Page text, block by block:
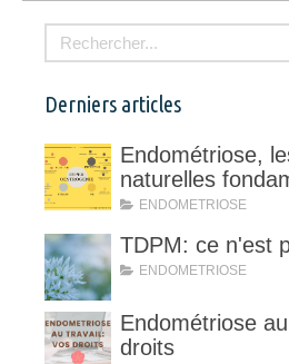
Rechercher
Derniers articles
Endométriose,
naturelles
ENDOMETRIOSE
TDPM: ce n'est
ENDOMETRIOSE
Endométriose
droits